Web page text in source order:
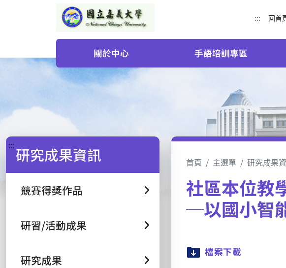
::: 回首
關於中心 手語培訓專區
::: 研究成果資訊
競賽得獎作品
研習/活動成果
研究成果
首頁 主選單 研究成果
社區本位教
─以國小智
檔案下載